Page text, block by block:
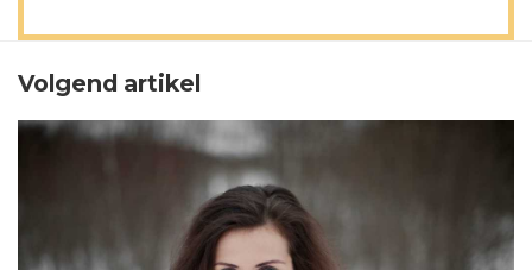
Volgend artikel